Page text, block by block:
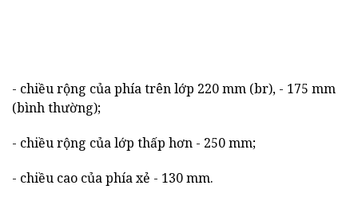
- chiều rộng của phía trên lớp 220 mm (br), - 175 mm
(bình thường);
- chiều rộng của lớp thấp hơn - 250 mm;
- chiều cao của phía xẻ - 130 mm.